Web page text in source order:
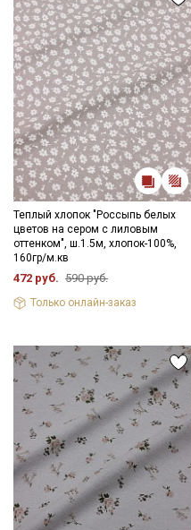
Теплый хлопок "Россыпь белых
цветов на сером с лиловым
оттенком", ш.1.5м, хлопок-100%,
160гр/м.кв
472 руб. 590 руб.
Только онлайн-заказ